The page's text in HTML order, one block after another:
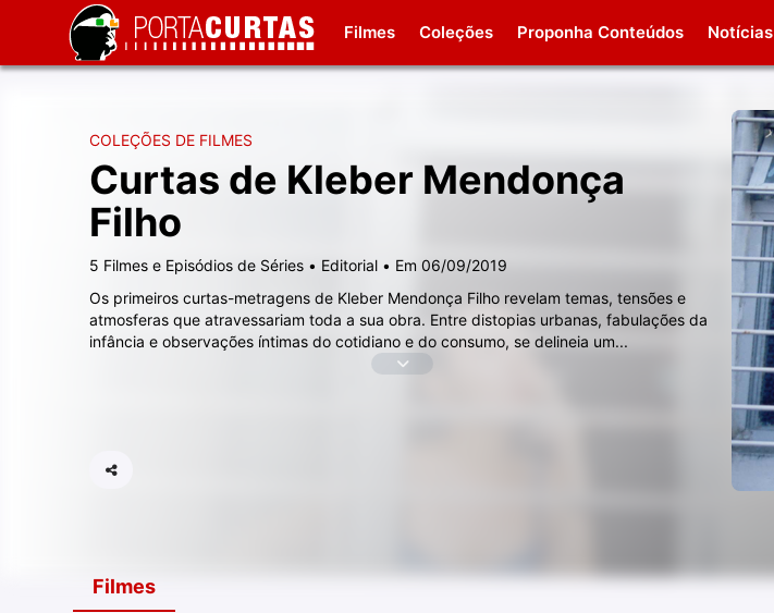
Filmes Coleções Proponha Conteúdos Notícias
COLEÇÕES DE FILMES
Curtas de Kleber Mendonça
Filho
5 Filmes e Episódios de Séries • Editorial • Em 06/09/2019
Os primeiros curtas-metragens de Kleber Mendonça Filho revelam temas, tensões e
atmosferas que atravessariam toda a sua obra. Entre distopias urbanas, fabulações da
infância e observações íntimas do cotidiano e do consumo, se delineia um...
Filmes